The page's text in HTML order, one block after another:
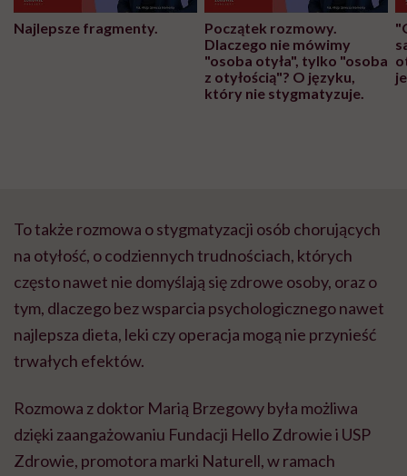
Najlepsze fragmenty.
Początek rozmowy.
Dlaczego nie mówimy
"osoba otyła", tylko "osoba
z otyłością"? O języku,
który nie stygmatyzuje.
To także rozmowa o stygmatyzacji osób chorujących
na otyłość, o codziennych trudnościach, których
często nawet nie domyślają się zdrowe osoby, oraz o
tym, dlaczego bez wsparcia psychologicznego nawet
najlepsza dieta, leki czy operacja mogą nie przynieść
trwałych efektów.
Rozmowa z doktor Marią Brzegowy była możliwa
dzięki zaangażowaniu Fundacji Hello Zdrowie i USP
Zdrowie, promotora marki Naturell, w ramach